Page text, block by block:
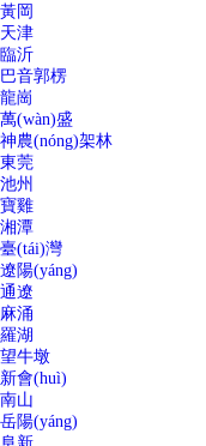
黃岡
天津
臨沂
巴音郭楞
龍崗
萬(wàn)盛
神農(nóng)架林
東莞
池州
寶雞
湘潭
臺(tái)灣
遼陽(yáng)
通遼
麻涌
羅湖
望牛墩
新會(huì)
南山
岳陽(yáng)